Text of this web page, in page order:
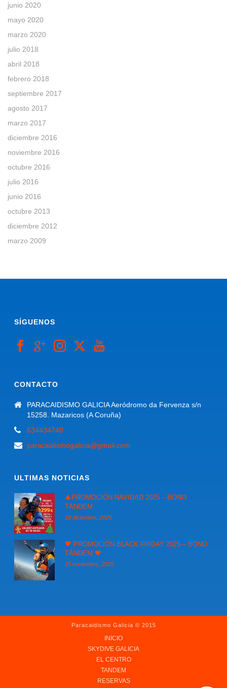
junio 2020
mayo 2020
marzo 2020
julio 2018
abril 2018
febrero 2018
septiembre 2017
agosto 2017
marzo 2017
diciembre 2016
noviembre 2016
octubre 2016
julio 2016
junio 2016
octubre 2013
diciembre 2012
marzo 2009
SÍGUENOS
CONTACTO
PARACAIDISMO GALICIA Aeródromo da Fervenza s/n
15258. Mazaricos (A Coruña)
634434740
paracaidismogalicia@gmail.com
ULTIMAS NOTICIAS
🎄PROMOCIÓN NAVIDAD 2025 – BONO
TÁNDEM
18 diciembre, 2025
🖤 PROMOCIÓN BLACK FRIDAY 2025 – BONO
TÁNDEM 🖤
25 noviembre, 2025
Paracaidismo Galicia © 2015
INICIO
SKYDIVE GALICIA
EL CENTRO
TANDEM
RESERVAS